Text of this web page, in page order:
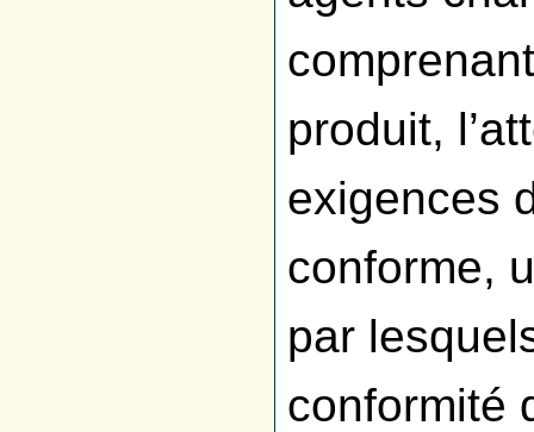
produit,
exigences
conforme,
par
conformité